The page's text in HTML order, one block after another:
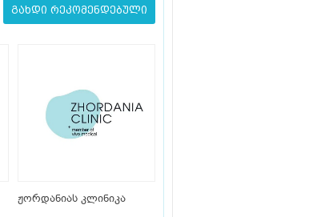
გახდი რეკომენდებული
ჟორდანიას კლინიკა